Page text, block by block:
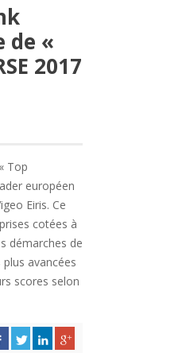
de «
2017
Top
européen
Eiris. Ce
cotées à
démarches de
avancées
scores selon